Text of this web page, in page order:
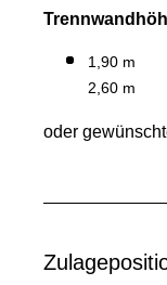
1,90 m
2,60 m
oder